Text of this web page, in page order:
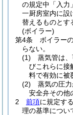
の規定中「入力
一厨房室内に設
替えるものとす
(ボイラー)
第4条
ボイラー
らない。
(1)
蒸気管は
びこれらに接
料で有効に被
(2)
蒸気の圧
安全弁その他
2
前項に規定す
理の基準につい